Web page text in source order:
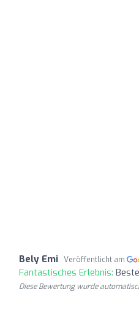
Bely Emi Veröffentlicht am
Fantastisches Erlebnis:
Diese Bewertung wurde